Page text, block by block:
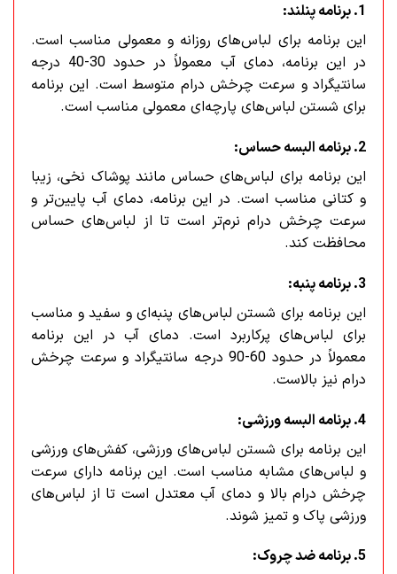
1. برنامه پنلند:
این برنامه برای لباس‌های روزانه و معمولی مناسب است.
در این برنامه، دمای آب معمولاً در حدود 30-40 درجه
سانتیگراد و سرعت چرخش درام متوسط است. این برنامه
برای شستن لباس‌های پارچه‌ای معمولی مناسب است.
2. برنامه البسه حساس:
این برنامه برای لباس‌های حساس مانند پوشاک نخی، زیبا
و کتانی مناسب است. در این برنامه، دمای آب پایین‌تر و
سرعت چرخش درام نرم‌تر است تا از لباس‌های حساس
محافظت کند.
3. برنامه پنبه:
این برنامه برای شستن لباس‌های پنبه‌ای و سفید و مناسب
برای لباس‌های پرکاربرد است. دمای آب در این برنامه
معمولاً در حدود 60-90 درجه سانتیگراد و سرعت چرخش
درام نیز بالاست.
4. برنامه البسه ورزشی:
این برنامه برای شستن لباس‌های ورزشی، کفش‌های ورزشی
و لباس‌های مشابه مناسب است. این برنامه دارای سرعت
چرخش درام بالا و دمای آب معتدل است تا از لباس‌های
ورزشی پاک و تمیز شوند.
5. برنامه ضد چروک: